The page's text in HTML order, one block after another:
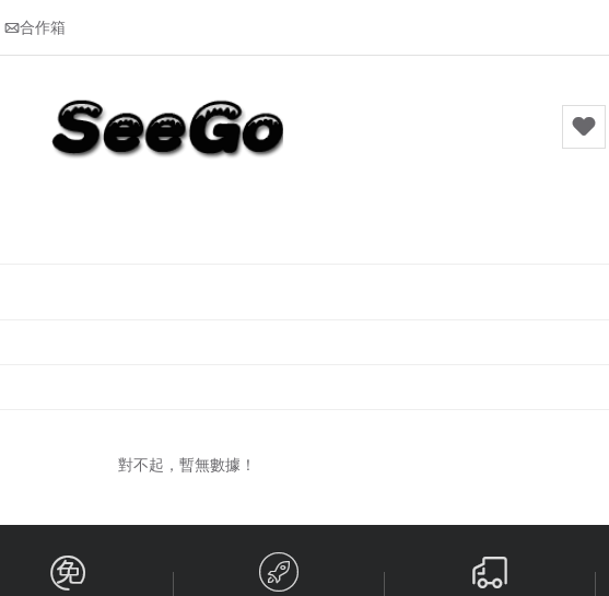
合作箱

對不起，暫無數據！
  